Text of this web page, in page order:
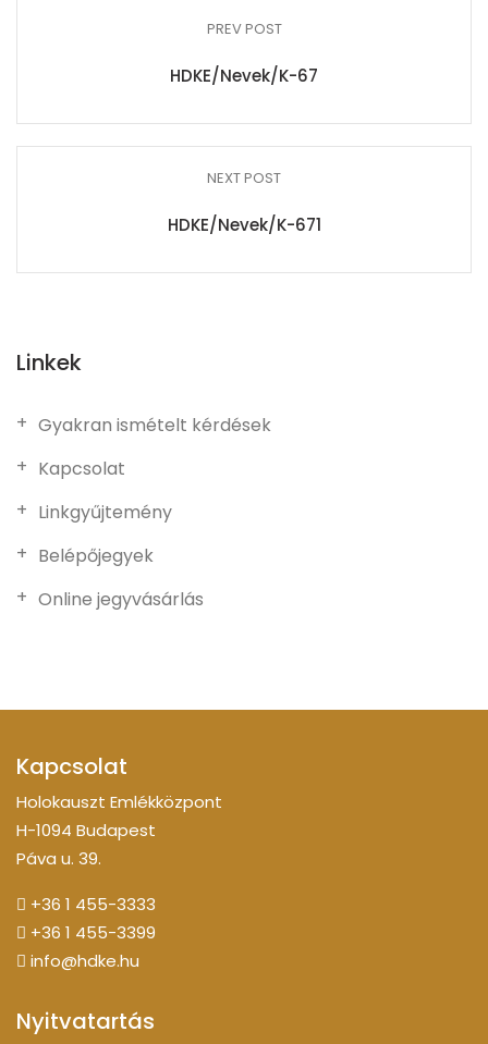
PREV POST
HDKE/Nevek/K-67
NEXT POST
HDKE/Nevek/K-671
Linkek
Gyakran ismételt kérdések
Kapcsolat
Linkgyűjtemény
Belépőjegyek
Online jegyvásárlás
Kapcsolat
Holokauszt Emlékközpont
H-1094 Budapest
Páva u. 39.
+36 1 455-3333
+36 1 455-3399
info@hdke.hu
Nyitvatartás